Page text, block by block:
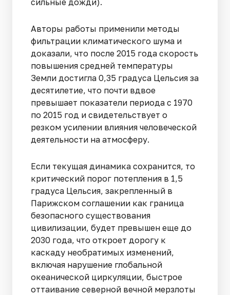
Авторы работы применили методы
фильтрации климатического шума и
доказали, что после 2015 года скорость
повышения средней температуры
Земли достигла 0,35 градуса Цельсия за
десятилетие, что почти вдвое
превышает показатели периода с 1970
по 2015 год и свидетельствует о
резком усилении влияния человеческой
деятельности на атмосферу.
Если текущая динамика сохранится, то
критический порог потепления в 1,5
градуса Цельсия, закрепленный в
Парижском соглашении как граница
безопасного существования
цивилизации, будет превышен еще до
2030 года, что откроет дорогу к
каскаду необратимых изменений,
включая нарушение глобальной
океанической циркуляции, быстрое
оттаивание северной вечной мерзлоты